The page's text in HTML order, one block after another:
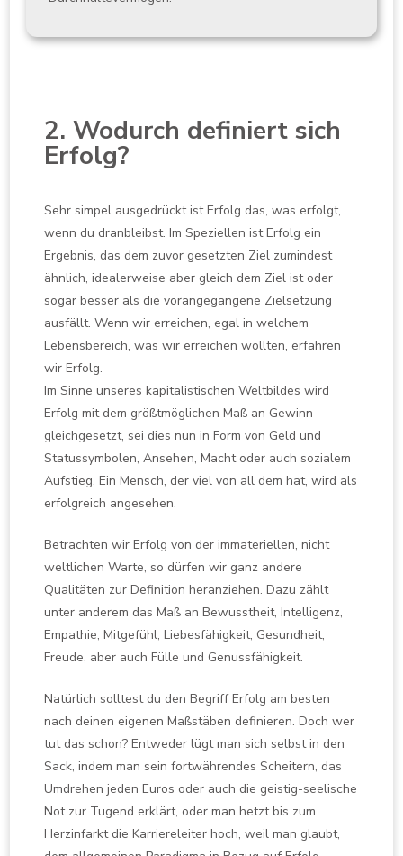
2. Wodurch definiert sich
Erfolg?
Sehr simpel ausgedrückt ist Erfolg das, was erfolgt,
wenn du dranbleibst. Im Speziellen ist Erfolg ein
Ergebnis, das dem zuvor gesetzten Ziel zumindest
ähnlich, idealerweise aber gleich dem Ziel ist oder
sogar besser als die vorangegangene Zielsetzung
ausfällt. Wenn wir erreichen, egal in welchem
Lebensbereich, was wir erreichen wollten, erfahren
wir Erfolg.
Im Sinne unseres kapitalistischen Weltbildes wird
Erfolg mit dem größtmöglichen Maß an Gewinn
gleichgesetzt, sei dies nun in Form von Geld und
Statussymbolen, Ansehen, Macht oder auch sozialem
Aufstieg. Ein Mensch, der viel von all dem hat, wird als
erfolgreich angesehen.
Betrachten wir Erfolg von der immateriellen, nicht
weltlichen Warte, so dürfen wir ganz andere
Qualitäten zur Definition heranziehen. Dazu zählt
unter anderem das Maß an Bewusstheit, Intelligenz,
Empathie, Mitgefühl, Liebesfähigkeit, Gesundheit,
Freude, aber auch Fülle und Genussfähigkeit.
Natürlich solltest du den Begriff Erfolg am besten
nach deinen eigenen Maßstäben definieren. Doch wer
tut das schon? Entweder lügt man sich selbst in den
Sack, indem man sein fortwährendes Scheitern, das
Umdrehen jeden Euros oder auch die geistig-seelische
Not zur Tugend erklärt, oder man hetzt bis zum
Herzinfarkt die Karriereleiter hoch, weil man glaubt,